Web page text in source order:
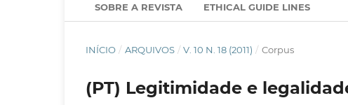
SOBRE A REVISTA ETHICAL GUIDE LINES
INÍCIO / ARQUIVOS / V. 10 N. 18 (2011) / Corpus
(PT) Legitimidade e